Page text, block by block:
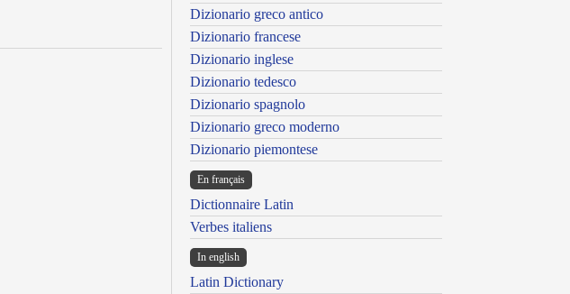
Dizionario greco antico
Dizionario francese
Dizionario inglese
Dizionario tedesco
Dizionario spagnolo
Dizionario greco moderno
Dizionario piemontese
En français
Dictionnaire Latin
Verbes italiens
In english
Latin Dictionary